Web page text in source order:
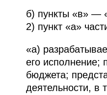
б) пункты «в» —
2) пункт «а»
«а)
его исполнение;
бюджета;
деятельности, в